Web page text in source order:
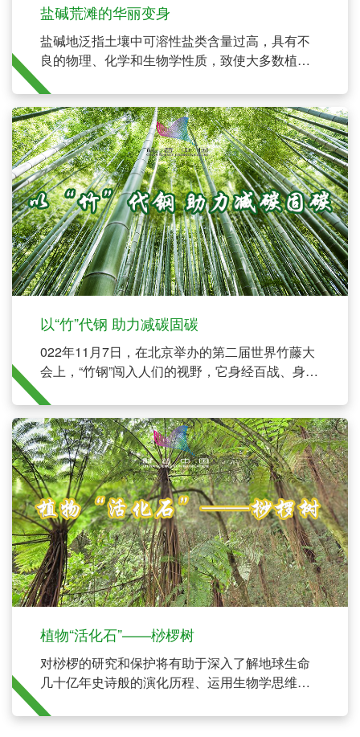
盐碱荒滩的华丽变身
盐碱地泛指土壤中可溶性盐类含量过高，具有不
良的物理、化学和生物学性质，致使大多数植物
生长受到不同程度的毒害和抑制，甚至不能生长
成活的土地。
以“竹”代钢 助力减碳固碳
022年11月7日，在北京举办的第二届世界竹藤大
会上，“竹钢”闯入人们的视野，它身经百战、身手
不凡，不仅现身北京冬奥会建筑，还亮相港珠澳
大桥等重点工程。竹钢用一个个重点工程证明“竹
子”可以代替钢材用于建筑中，助推“双碳”战略的
有效落实。
植物“活化石”——桫椤树
对桫椤的研究和保护将有助于深入了解地球生命
几十亿年史诗般的演化历程、运用生物学思维来
提高对生命的认知和理解，也将填补地球生命和
植物进化过程研究的空白。